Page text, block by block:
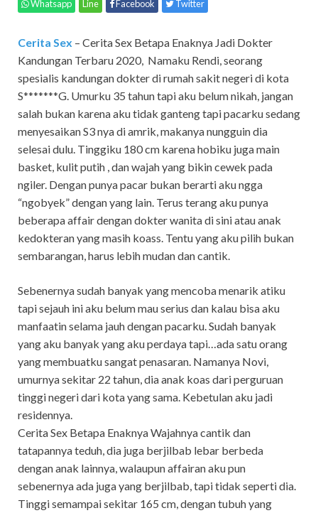
Whatsapp Line Facebook Twitter
Cerita Sex – Cerita Sex Betapa Enaknya Jadi Dokter
Kandungan Terbaru 2020, Namaku Rendi, seorang
spesialis kandungan dokter di rumah sakit negeri di kota
S*******G. Umurku 35 tahun tapi aku belum nikah, jangan
salah bukan karena aku tidak ganteng tapi pacarku sedang
menyesaikan S3 nya di amrik, makanya nungguin dia
selesai dulu. Tinggiku 180 cm karena hobiku juga main
basket, kulit putih , dan wajah yang bikin cewek pada
ngiler. Dengan punya pacar bukan berarti aku ngga
“ngobyek” dengan yang lain. Terus terang aku punya
beberapa affair dengan dokter wanita di sini atau anak
kedokteran yang masih koass. Tentu yang aku pilih bukan
sembarangan, harus lebih mudan dan cantik.
Sebenernya sudah banyak yang mencoba menarik atiku
tapi sejauh ini aku belum mau serius dan kalau bisa aku
manfaatin selama jauh dengan pacarku. Sudah banyak
yang aku banyak yang aku perdaya tapi…ada satu orang
yang membuatku sangat penasaran. Namanya Novi,
umurnya sekitar 22 tahun, dia anak koas dari perguruan
tinggi negeri dari kota yang sama. Kebetulan aku jadi
residennya.
Cerita Sex Betapa Enaknya Wajahnya cantik dan
tatapannya teduh, dia juga berjilbab lebar berbeda
dengan anak lainnya, walaupun affairan aku pun
sebenernya ada juga yang berjilbab, tapi tidak seperti dia.
Tinggi semampai sekitar 165 cm, dengan tubuh yang